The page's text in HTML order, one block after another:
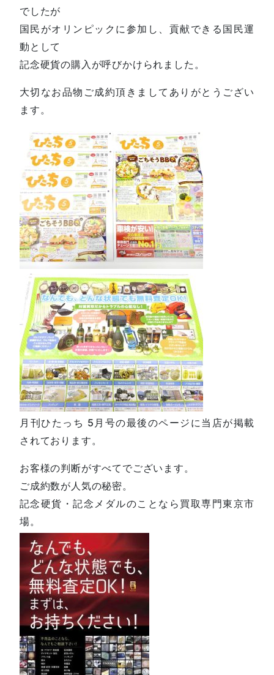
でしたが
国民がオリンピックに参加し、貢献できる国民運
動として
記念硬貨の購入が呼びかけられました。
大切なお品物ご成約頂きましてありがとうござい
ます。
月刊ひたっち 5月号の最後のページに当店が掲載
されております。
お客様の判断がすべてでございます。
ご成約数が人気の秘密。
記念硬貨・記念メダルのことなら買取専門東京市
場。